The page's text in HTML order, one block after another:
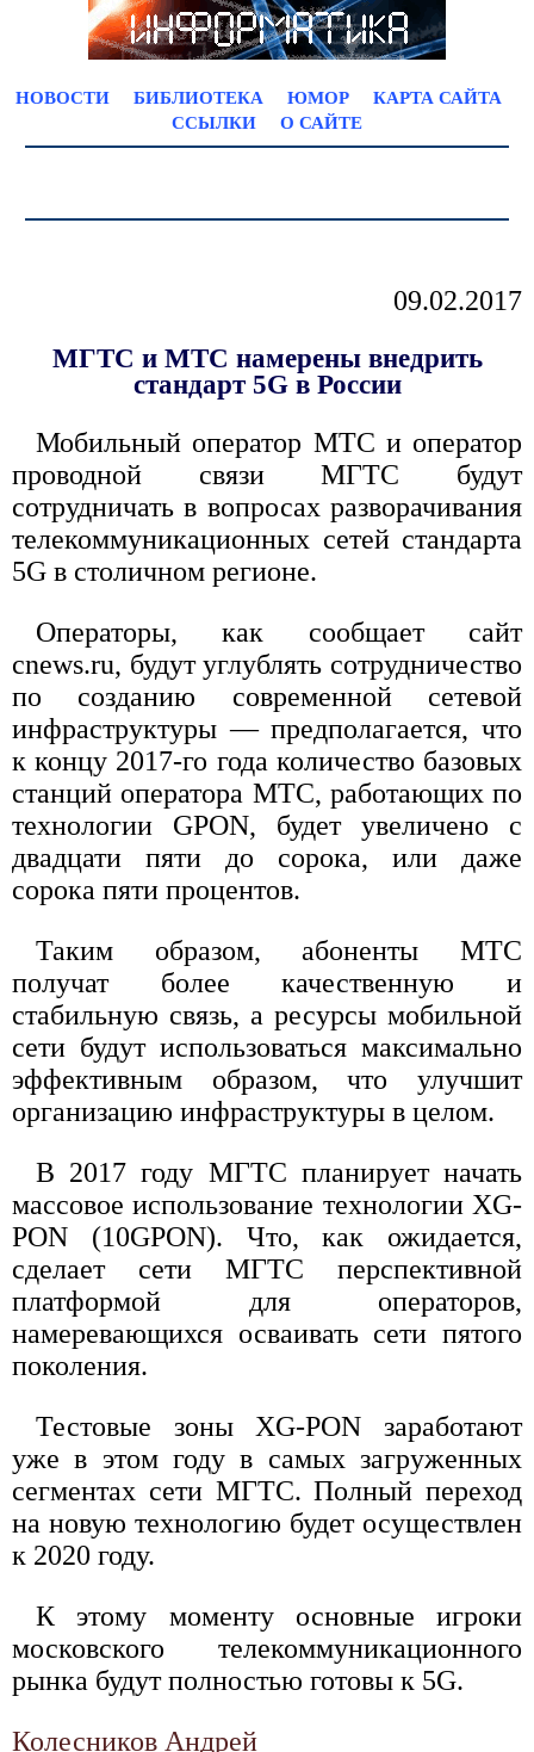
НОВОСТИ БИБЛИОТЕКА ЮМОР
КАРТА САЙТА
ССЫЛКИ
О САЙТЕ
09.02.2017
МГТС и МТС намерены внедрить
стандарт 5G в России
Мобильный оператор МТС и оператор
проводной связи МГТC будут
сотрудничать в вопросах разворачивания
телекоммуникационных сетей стандарта
5G в столичном регионе.
Операторы, как сообщает сайт
cnews.ru, будут углублять сотрудничество
по созданию современной сетевой
инфраструктуры — предполагается, что
к концу 2017-го года количество базовых
станций оператора МТС, работающих по
технологии GPON, будет увеличено с
двадцати пяти до сорока, или даже
сорока пяти процентов.
Таким образом, абоненты МТС
получат более качественную и
стабильную связь, а ресурсы мобильной
сети будут использоваться максимально
эффективным образом, что улучшит
организацию инфраструктуры в целом.
В 2017 году МГТC планирует начать
массовое использование технологии XG-
PON (10GPON). Что, как ожидается,
сделает сети МГТC перспективной
платформой для операторов,
намеревающихся осваивать сети пятого
поколения.
Тестовые зоны XG-PON заработают
уже в этом году в самых загруженных
сегментах сети МГТC. Полный переход
на новую технологию будет осуществлен
к 2020 году.
К этому моменту основные игроки
московского телекоммуникационного
рынка будут полностью готовы к 5G.
Колесников Андрей